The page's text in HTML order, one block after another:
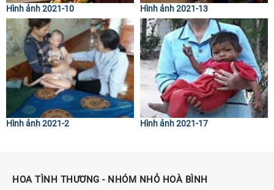
Hình ảnh 2021-10 Hình ảnh 2021-13
Hình ảnh 2021-2 Hình ảnh 2021-17
HOA TÌNH THƯƠNG - NHÓM NHỎ HOÀ BÌNH